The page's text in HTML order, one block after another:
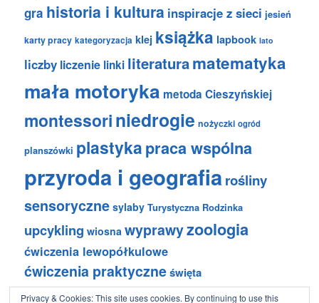
gra historia i kultura inspiracje z sieci jesień
karty pracy kategoryzacja klej książka lapbook lato
liczby liczenie linki literaturamatematyka
mała motoryka metoda Cieszyńskiej
montessoriniedrogie nożyczki ogród
planszówki plastykapraca wspólna
przyroda i geografiarośliny
sensoryczne sylaby Turystyczna Rodzinka
upcykling wiosna wyprawyzoologia
ćwiczenia lewopółkulowe
ćwiczenia praktyczneświęta
Privacy & Cookies: This site uses cookies. By continuing to use this